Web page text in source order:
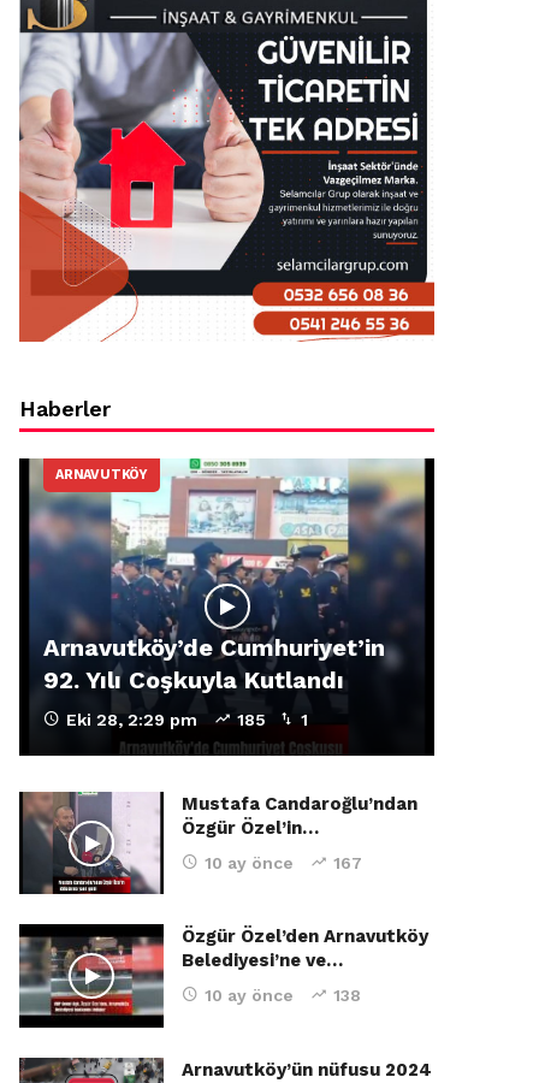
Haberler
ARNAVUTKÖY
Arnavutköy’de Cumhuriyet’in
92. Yılı Coşkuyla Kutlandı
Eki 28, 2:29 pm 185 1
Mustafa Candaroğlu’ndan
Özgür Özel’in…
10 ay önce 167
Özgür Özel’den Arnavutköy
Belediyesi’ne ve…
10 ay önce 138
Arnavutköy’ün nüfusu 2024